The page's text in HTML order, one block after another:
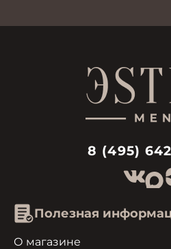
8 (495)
Полезная
О магазине